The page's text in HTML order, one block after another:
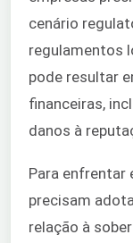
cenário
regulamentos
pode resultar
financeiras,
danos à
Para enfrentar
precisam
relação à